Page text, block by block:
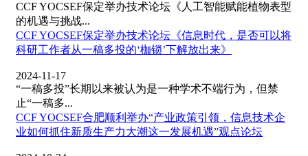
CCF YOCSEF保定举办技术论坛《人工智能赋能植物表型
的机遇与挑战...
CCF YOCSEF保定举办技术论坛《信息时代，是否可以将
科研工作者从一稿多投的‘枷锁’下解放出来》
2024-11-17
“一稿多投”长期以来被认为是一种学术不端行为，但禁
止“一稿多...
CCF YOCSEF合肥顺利举办“产业政策引领，信息技术企
业如何抓住新质生产力大潮这一发展机遇”观点论坛